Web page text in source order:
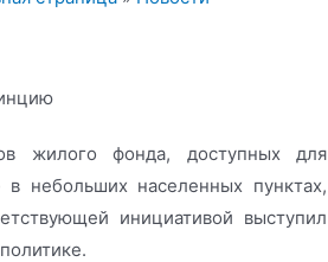
жилого фонда, доступных для
в небольших населенных пунктах,
инициативой выступил